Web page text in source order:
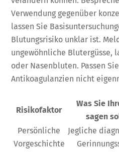
Verwendung gegenüber
lassen Sie
Blutungsrisiko unklar ist.
ungewöhnliche Blutergüsse,
oder Nasenbluten. Passen
Antikoagulanzien nicht
Risikofaktor
Was Sie
sagen
Persönliche
Vorgeschichte
Jegliche